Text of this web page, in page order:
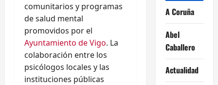
comunitarios y programas
de salud mental
promovidos por el
Ayuntamiento de Vigo. La
colaboración entre los
psicólogos locales y las
instituciones públicas
A Coruña
Abel
Caballero
Actualidad